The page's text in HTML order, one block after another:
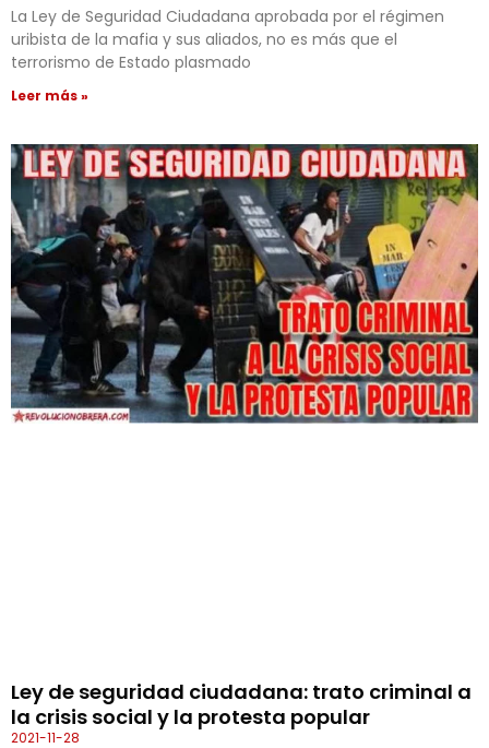
La Ley de Seguridad Ciudadana aprobada por el régimen
uribista de la mafia y sus aliados, no es más que el
terrorismo de Estado plasmado
Leer más »
Ley de seguridad ciudadana: trato criminal a
la crisis social y la protesta popular
2021-11-28